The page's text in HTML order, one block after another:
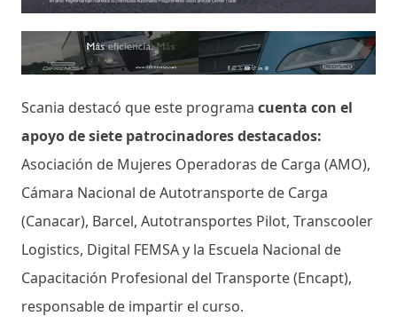
Scania destacó que este programa cuenta con el
apoyo de siete patrocinadores destacados:
Asociación de Mujeres Operadoras de Carga (AMO),
Cámara Nacional de Autotransporte de Carga
(Canacar), Barcel, Autotransportes Pilot, Transcooler
Logistics, Digital FEMSA y la Escuela Nacional de
Capacitación Profesional del Transporte (Encapt),
responsable de impartir el curso.